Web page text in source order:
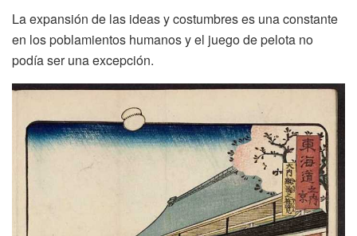
La expansión de las ideas y costumbres es una constante
en los poblamientos humanos y el juego de pelota no
podía ser una excepción.